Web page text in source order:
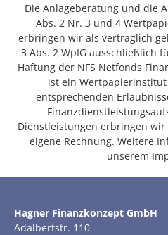
Die Anlageberatung und die
Abs. 2 Nr. 3 und 4
erbringen wir als vertraglich
3 Abs. 2 WpIG ausschließlich
Haftung der NFS Netfonds
ist ein
entsprechenden
Dienstleistungen erbringen
eigene Rechnung. Weitere
unserem
Hagner Finanzkonzept GmbH
Adalbertstr. 110